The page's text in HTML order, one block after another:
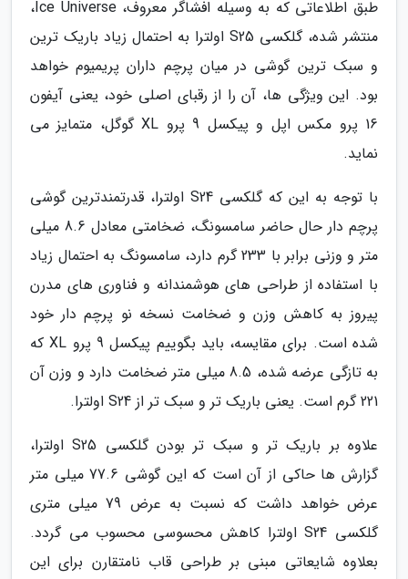
طبق اطلاعاتی که به وسیله افشاگر معروف، Ice Universe،
منتشر شده، گلکسی S25 اولترا به احتمال زیاد باریک ترین
و سبک ترین گوشی در میان پرچم داران پریمیوم خواهد
بود. این ویژگی ها، آن را از رقبای اصلی خود، یعنی آیفون
16 پرو مکس اپل و پیکسل 9 پرو XL گوگل، متمایز می
نماید.
با توجه به این که گلکسی S24 اولترا، قدرتمندترین گوشی
پرچم دار حال حاضر سامسونگ، ضخامتی معادل 8.6 میلی
متر و وزنی برابر با 233 گرم دارد، سامسونگ به احتمال زیاد
با استفاده از طراحی های هوشمندانه و فناوری های مدرن
پیروز به کاهش وزن و ضخامت نسخه نو پرچم دار خود
شده است. برای مقایسه، باید بگوییم پیکسل 9 پرو XL که
به تازگی عرضه شده، 8.5 میلی متر ضخامت دارد و وزن آن
221 گرم است. یعنی باریک تر و سبک تر از S24 اولترا.
علاوه بر باریک تر و سبک تر بودن گلکسی S25 اولترا،
گزارش ها حاکی از آن است که این گوشی 77.6 میلی متر
عرض خواهد داشت که نسبت به عرض 79 میلی متری
گلکسی S24 اولترا کاهش محسوسی محسوب می گردد.
بعلاوه شایعاتی مبنی بر طراحی قاب نامتقارن برای این